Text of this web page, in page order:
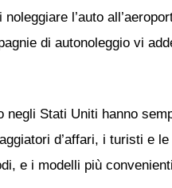
l’auto
di autonoleggio vi
negli Stati Uniti hanno
d’affari, i turisti e
e i modelli più